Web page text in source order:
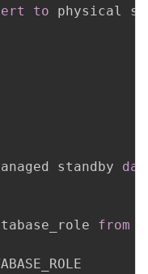
to physical
standby
from